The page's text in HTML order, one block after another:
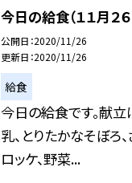
今日の給食（１１月２６
公開日 2020/11/26
更新日 2020/11/26
給食
今日の給食です。献立
乳、とりたかなそぼろ
ロッケ、野菜...